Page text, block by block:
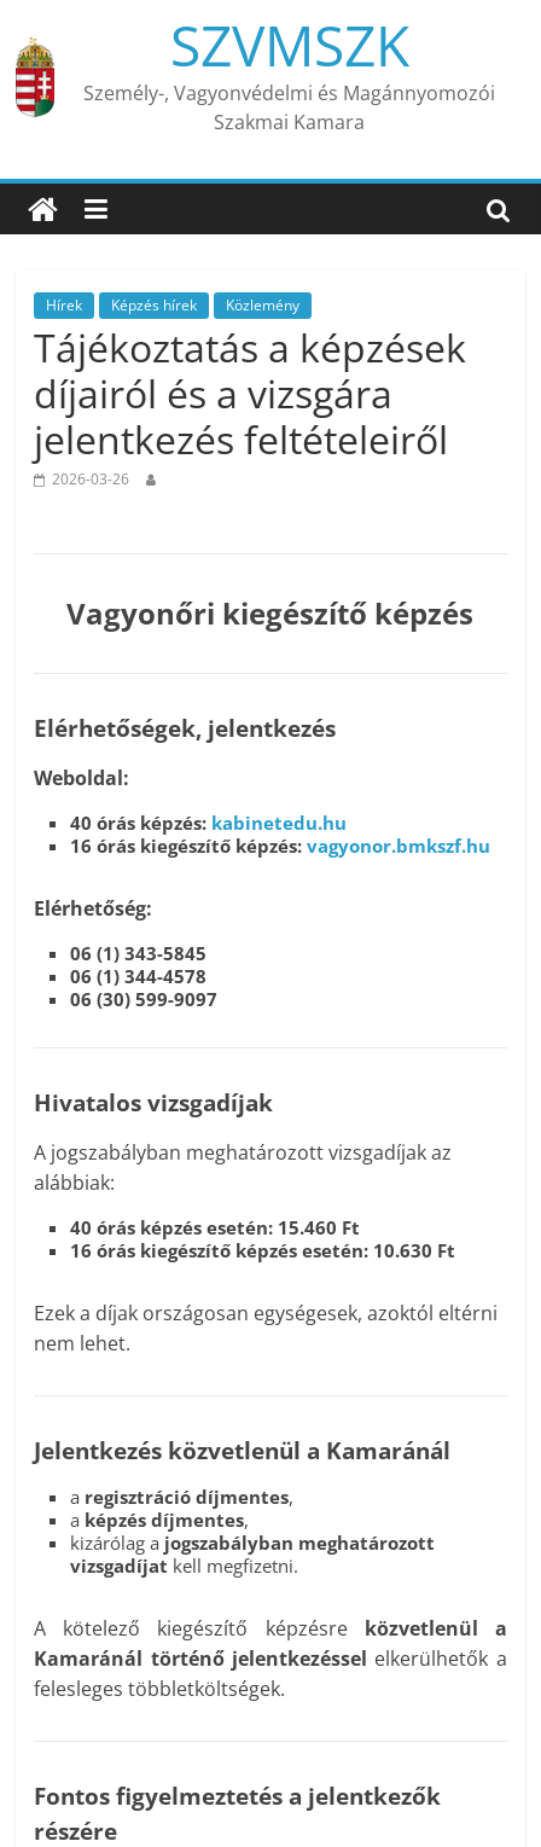
content
SZVMSZK
Személy-, Vagyonvédelmi és Magánnyomozói
Szakmai Kamara
Hírek Képzés hírek Közlemény
Tájékoztatás a képzések
díjairól és a vizsgára
jelentkezés feltételeiről
2026-03-26
Vagyonőri kiegészítő képzés
Elérhetőségek, jelentkezés
Weboldal:
40 órás képzés: kabinetedu.hu
16 órás kiegészítő képzés:vagyonor.bmkszf.hu
Elérhetőség:
06 (1) 343-5845
06 (1) 344-4578
06 (30) 599-9097
Hivatalos vizsgadíjak
A jogszabályban meghatározott vizsgadíjak az
alábbiak:
40 órás képzés esetén: 15.460 Ft
16 órás kiegészítő képzés esetén: 10.630 Ft
Ezek a díjak országosan egységesek, azoktól eltérni
nem lehet.
Jelentkezés közvetlenül a Kamaránál
a regisztráció díjmentes,
a képzés díjmentes,
kizárólag a jogszabályban meghatározott
vizsgadíjat kell megfizetni.
A kötelező kiegészítő képzésre közvetlenül a
Kamaránál történő jelentkezéssel elkerülhetők a
felesleges többletköltségek.
Fontos figyelmeztetés a jelentkezők
részére